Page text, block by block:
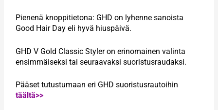
Pienenä knoppitietona: GHD on lyhenne sanoista
Good Hair Day eli hyvä hiuspäivä.
GHD V Gold Classic Styler on erinomainen valinta
ensimmäiseksi tai seuraavaksi suoristusraudaksi.
Pääset tutustumaan eri GHD suoristusrautoihin
täältä>>